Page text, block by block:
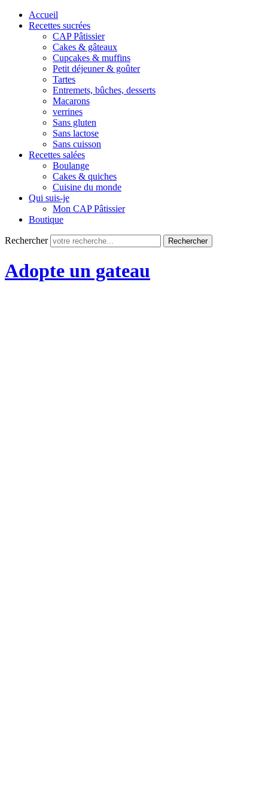
Accueil
Recettes sucrées
CAP Pâtissier
Cakes & gâteaux
Cupcakes & muffins
Petit déjeuner & goûter
Tartes
Entremets, bûches, desserts
Macarons
verrines
Sans gluten
Sans lactose
Sans cuisson
Recettes salées
Boulange
Cakes & quiches
Cuisine du monde
Qui suis-je
Mon CAP Pâtissier
Boutique
Rechercher
Adopte un gateau